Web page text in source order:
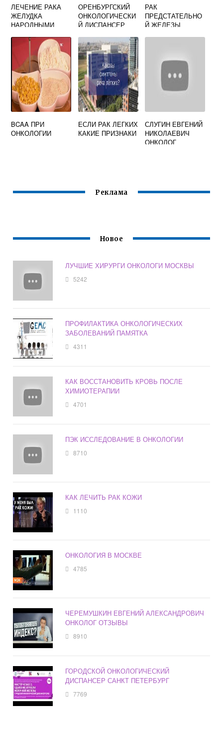
ЛЕЧЕНИЕ РАКА
ЖЕЛУДКА
НАРОДНЫМИ
ОРЕНБУРГСКИЙ
ОНКОЛОГИЧЕСКИ
Й ДИСПАНСЕР
САЙТ
РАК
ПРЕДСТАТЕЛЬНО
Й ЖЕЛЕЗЫ
BCAA ПРИ
ОНКОЛОГИИ
ЕСЛИ РАК ЛЕГКИХ
КАКИЕ ПРИЗНАКИ
СЛУГИН ЕВГЕНИЙ
НИКОЛАЕВИЧ
ОНКОЛОГ
Реклама
Новое
ЛУЧШИЕ ХИРУРГИ ОНКОЛОГИ МОСКВЫ
5242
ПРОФИЛАКТИКА ОНКОЛОГИЧЕСКИХ
ЗАБОЛЕВАНИЙ ПАМЯТКА
4311
КАК ВОССТАНОВИТЬ КРОВЬ ПОСЛЕ
ХИМИОТЕРАПИИ
4701
ПЭК ИССЛЕДОВАНИЕ В ОНКОЛОГИИ
8710
КАК ЛЕЧИТЬ РАК КОЖИ
1110
ОНКОЛОГИЯ В МОСКВЕ
4785
ЧЕРЕМУШКИН ЕВГЕНИЙ АЛЕКСАНДРОВИЧ
ОНКОЛОГ ОТЗЫВЫ
8910
ГОРОДСКОЙ ОНКОЛОГИЧЕСКИЙ
ДИСПАНСЕР САНКТ ПЕТЕРБУРГ
7769